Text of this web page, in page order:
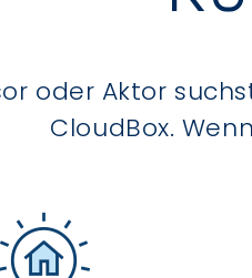
oder Aktor
CloudBox.